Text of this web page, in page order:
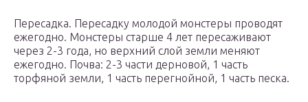
Пересадка. Пересадку молодой монстеры проводят
ежегодно. Монстеры старше 4 лет пересаживают
через 2-3 года, но верхний слой земли меняют
ежегодно. Почва: 2-3 части дерновой, 1 часть
торфяной земли, 1 часть перегнойной, 1 часть песка.